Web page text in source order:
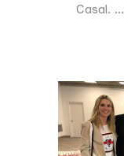
Casal. ...